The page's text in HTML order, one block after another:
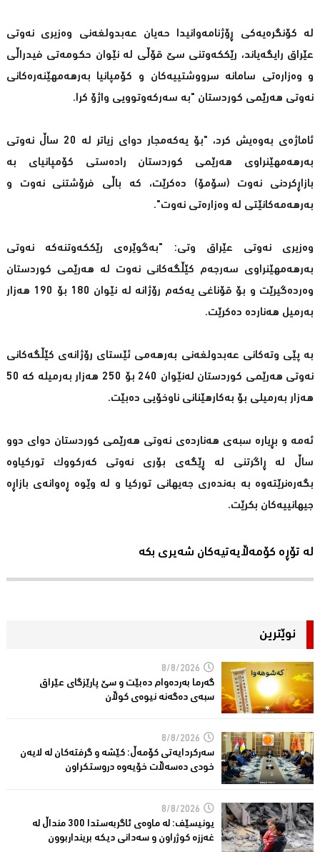
لە كۆنگرەیەكی ڕۆژنامەوانیدا حەیان عەبدولغەنی وەزیری نەوتی
عێراق رایگەیاند، رێككەوتنی سێ قۆڵی لە نێوان حكومەتی فیدراڵی
و وەزارەتی سامانە سرووشتییەكان و كۆمپانیا بەرهەمهێنەرەكانی
نەوتی هەرێمی كوردستان "بە سەركەوتوویی واژۆ كرا.
ئاماژەی بەوەیش كرد، "بۆ یەكەمجار دوای زیاتر لە 20 ساڵ نەوتی
بەرهەمهێنراوی هەرێمی كوردستان رادەستی كۆمپانیای بە
بازاڕكردنی نەوت (سۆمۆ) دەكرێت، كە باڵی فرۆشتنی نەوت و
بەرهەمەكانێتی لە وەزارەتی نەوت".
وەزیری نەوتی عێراق وتی: "بەگوێرەی رێككەوتنەكە نەوتی
بەرهەمهێنراوی سەرجەم كێڵگەكانی نەوت لە هەرێمی كوردستان
وەردەگیرێت و بۆ قۆناغی یەكەم رۆژانە لە نێوان 180 بۆ 190 هەزار
بەرمیل هەناردە دەكرێت.
بە پێی وتەكانی عەبدولغەنی بەرهەمی ئێستای رۆژانەی كێڵگەكانی
نەوتی هەرێمی كوردستان لەنێوان 240 بۆ 250 هەزار بەرمیلە كە 50
هەزار بەرمیلی بۆ بەكارهێنانی ناوخۆیی دەبێت.
ئەمە و بڕیارە سبەی هەناردەی نەوتی هەرێمی كوردستان دوای دوو
ساڵ لە ڕاگرتنی لە ڕێگەی بۆری نەوتی كەركووك توركیاوە
بگەرەنرێتەوە بە بەندەری جەیهانی توركیا و لە وێوە ڕەوانەی بازاڕە
جیهانییەكان بكرێت.
لە تۆڕە کۆمەڵایەتیەکان شەیری بکە
نوێترین
8/8/2026
گەرما بەردەوام دەبێت و سێ پارێزگای عێراق
سبەی دەگەنە نیوەی كوڵان
8/8/2026
سەركردایەتی كۆمەڵ: كێشە و گرفتەكان لە لایەن
خودی دەسەڵات خۆیەوە دروستكراون
8/8/2026
یونیسێف: لە ماوەی ئاگربەستدا 300 منداڵ لە
غەززە كوژراون و سەدانی دیكە برینداربوون